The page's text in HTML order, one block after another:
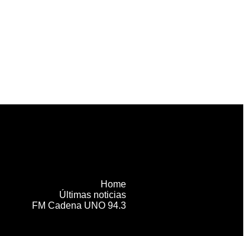
Home
Últimas noticias
FM Cadena UNO 94.3